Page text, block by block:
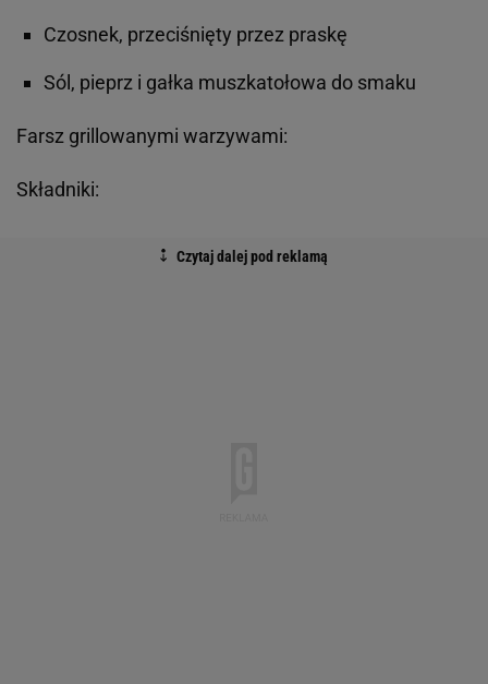
Czosnek, przeciśnięty przez praskę
Sól, pieprz i gałka muszkatołowa do smaku
Farsz grillowanymi warzywami:
Składniki: